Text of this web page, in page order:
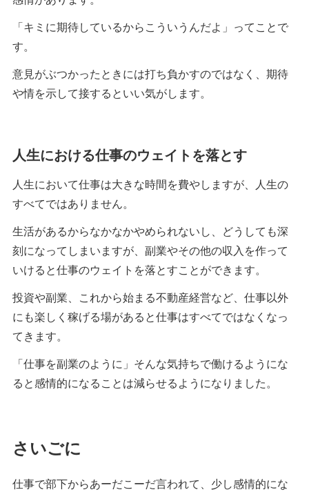
「キミに期待しているからこういうんだよ」ってことで
す。
意見がぶつかったときには打ち負かすのではなく、期待
や情を示して接するといい気がします。
人生における仕事のウェイトを落とす
人生において仕事は大きな時間を費やしますが、人生の
すべてではありません。
生活があるからなかなかやめられないし、どうしても深
刻になってしまいますが、副業やその他の収入を作って
いけると仕事のウェイトを落とすことができます。
投資や副業、これから始まる不動産経営など、仕事以外
にも楽しく稼げる場があると仕事はすべてではなくなっ
てきます。
「仕事を副業のように」そんな気持ちで働けるようにな
ると感情的になることは減らせるようになりました。
さいごに
仕事で部下からあーだこーだ言われて、少し感情的にな